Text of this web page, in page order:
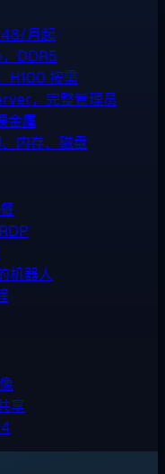
月起
，DDR5
H100 按需
，完整管理员
金属
内存、磁盘
机器人
享